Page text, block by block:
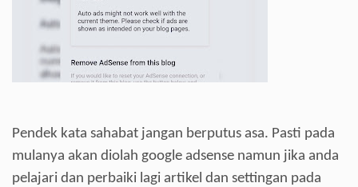
Pendek kata sahabat jangan berputus asa. Pasti pada
mulanya akan diolah google adsense namun jika anda
pelajari dan perbaiki lagi artikel dan settingan pada